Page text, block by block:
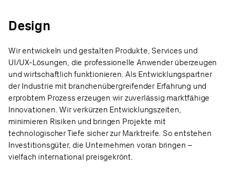
Design
Wir entwickeln und gestalten Produkte, Services und
UI/UX-Lösungen, die professionelle Anwender überzeugen
und wirtschaftlich funktionieren. Als Entwicklungspartner
der Industrie mit branchenübergreifender Erfahrung und
erprobtem Prozess erzeugen wir zuverlässig marktfähige
Innovationen. Wir verkürzen Entwicklungszeiten,
minimieren Risiken und bringen Projekte mit
technologischer Tiefe sicher zur Marktreife. So entstehen
Investitionsgüter, die Unternehmen voran bringen –
vielfach international preisgekrönt.